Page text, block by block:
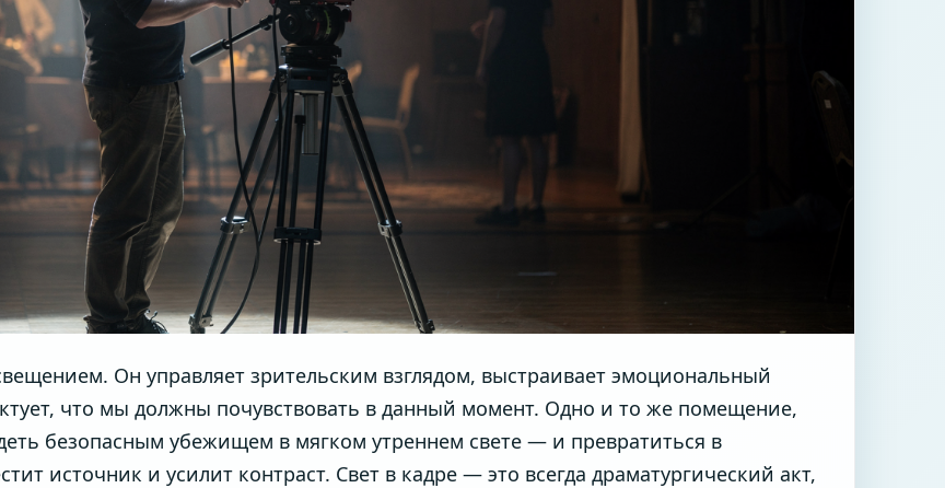
Он управляет зрительским взглядом, выстраивает эмоциональный
что мы должны почувствовать в данный момент. Одно и то же помещение,
безопасным убежищем в мягком утреннем свете — и превратиться в
источник и усилит контраст. Свет в кадре — это всегда драматургический акт,